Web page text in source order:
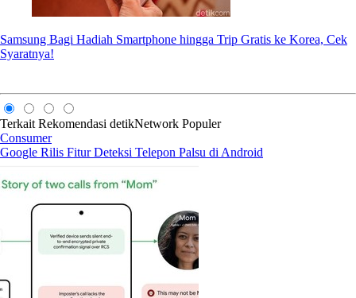
Samsung Bagi Hadiah Smartphone hingga Trip Gratis ke Korea, Cek
Syaratnya!
Terkait Rekomendasi detikNetwork Populer
Consumer
Google Rilis Fitur Deteksi Telepon Palsu di Android